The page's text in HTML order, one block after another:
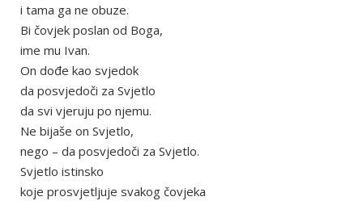
i tama ga ne obuze.
Bi čovjek poslan od Boga,
ime mu Ivan.
On dođe kao svjedok
da posvjedoči za Svjetlo
da svi vjeruju po njemu.
Ne bijaše on Svjetlo,
nego – da posvjedoči za Svjetlo.
Svjetlo istinsko
koje prosvjetljuje svakog čovjeka